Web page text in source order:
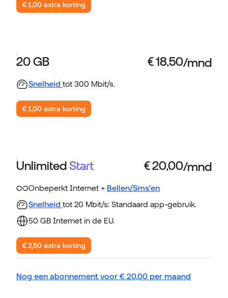
€ 1,00 extra korting
20 GB
Snelheid tot 300 Mbit/s.
€ 1,00 extra korting
UnlimitedStart
Onbeperkt Internet + Bellen/Sms’en
Snelheid tot 20 Mbit/s: Standaard app-gebruik.
50 GB Internet in de EU.
€ 2,50 extra korting
Nog een abonnement voor € 20,00 per maand